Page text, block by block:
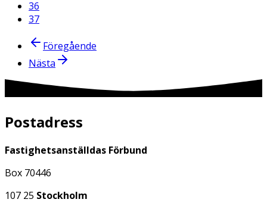
36
37
Föregående
Nästa
Postadress
Fastighetsanställdas Förbund
Box 70446
107 25 Stockholm